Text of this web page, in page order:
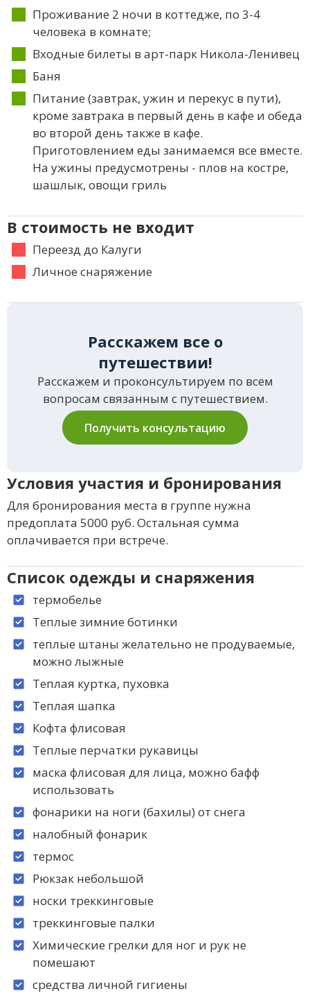
Проживание 2 ночи в коттедже, по 3-4
человека в комнате;
Входные билеты в арт-парк Никола-Ленивец
Баня
Питание (завтрак, ужин и перекус в пути),
кроме завтрака в первый день в кафе и обеда
во второй день также в кафе.
Приготовлением еды занимаемся все вместе.
На ужины предусмотрены - плов на костре,
шашлык, овощи гриль
В стоимость не входит
Переезд до Калуги
Личное снаряжение
Расскажем все о
путешествии!
Расскажем и проконсультируем по всем
вопросам связанным с путешествием.
Получить консультацию
Условия участия и бронирования
Для бронирования места в группе нужна
предоплата 5000 руб. Остальная сумма
оплачивается при встрече.
Список одежды и снаряжения
термобелье
Теплые зимние ботинки
теплые штаны желательно не продуваемые,
можно лыжные
Теплая куртка, пуховка
Теплая шапка
Кофта флисовая
Теплые перчатки рукавицы
маска флисовая для лица, можно бафф
использовать
фонарики на ноги (бахилы) от снега
налобный фонарик
термос
Рюкзак небольшой
носки треккинговые
треккинговые палки
Химические грелки для ног и рук не
помешают
средства личной гигиены